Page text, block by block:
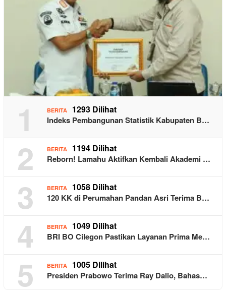
1 BERITA 1293 Dilihat
Indeks Pembangunan Statistik Kabupaten B…
2 BERITA 1194 Dilihat
Reborn! Lamahu Aktifkan Kembali Akademi …
3 BERITA 1058 Dilihat
120 KK di Perumahan Pandan Asri Terima B…
4 BERITA 1049 Dilihat
BRI BO Cilegon Pastikan Layanan Prima Me…
5 BERITA 1005 Dilihat
Presiden Prabowo Terima Ray Dalio, Bahas…